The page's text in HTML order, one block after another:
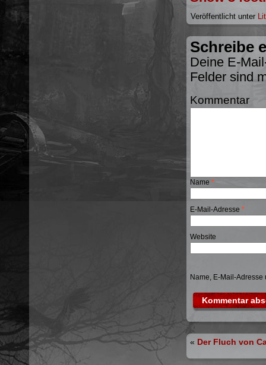
Veröffentlicht unter
Schreibe
Deine E-
Felder sind
Kommentar
Name *
E-Mail-Adresse *
Website
Name, E-Mail-
« Der Fluch von